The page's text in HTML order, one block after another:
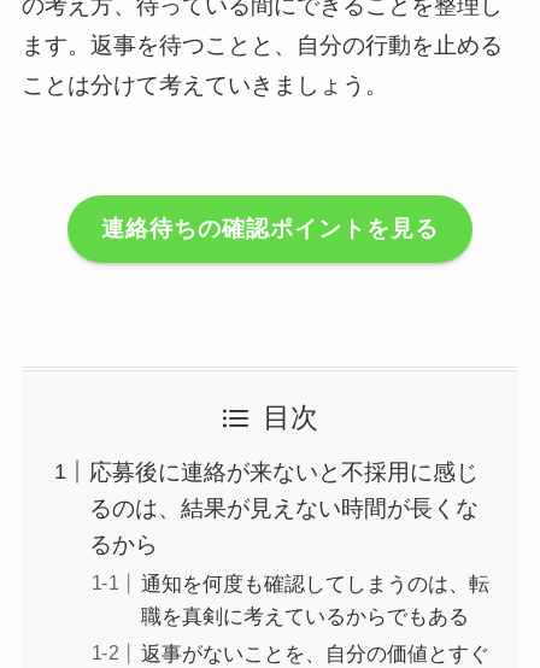
の考え方、待っている間にできることを整理し
ます。返事を待つことと、自分の行動を止める
ことは分けて考えていきましょう。
連絡待ちの確認ポイントを見る
目次
応募後に連絡が来ないと不採用に感じ
るのは、結果が見えない時間が長くな
るから
通知を何度も確認してしまうのは、転
職を真剣に考えているからでもある
返事がないことを、自分の価値とすぐ